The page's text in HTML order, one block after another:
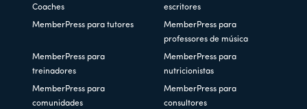
Coaches
escritores
MemberPress para tutores
MemberPress para
professores de música
MemberPress para
treinadores
MemberPress para
nutricionistas
MemberPress para
comunidades
MemberPress para
consultores